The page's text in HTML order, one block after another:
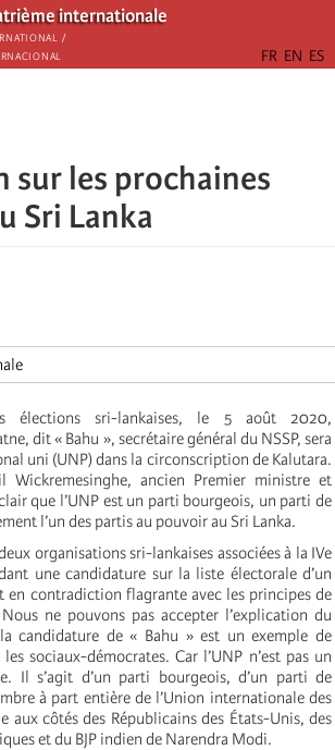
internationale
/
sur les prochaines
Sri Lanka
élections sri-lankaises, le 5 août 2020,
dit « Bahu », secrétaire général du NSSP, sera
uni (UNP) dans la circonscription de Kalutara.
Wickremesinghe, ancien Premier ministre et
que l’UNP est un parti bourgeois, un parti de
l’un des partis au pouvoir au Sri Lanka.
organisations sri-lankaises associées à la IVe
une candidature sur la liste électorale d’un
en contradiction flagrante avec les principes de
ne pouvons pas accepter l’explication du
candidature de « Bahu » est un exemple de
sociaux-démocrates. Car l’UNP n’est pas un
Il s’agit d’un parti bourgeois, d’un parti de
à part entière de l’Union internationale des
aux côtés des Républicains des États-Unis, des
et du BJP indien de Narendra Modi.